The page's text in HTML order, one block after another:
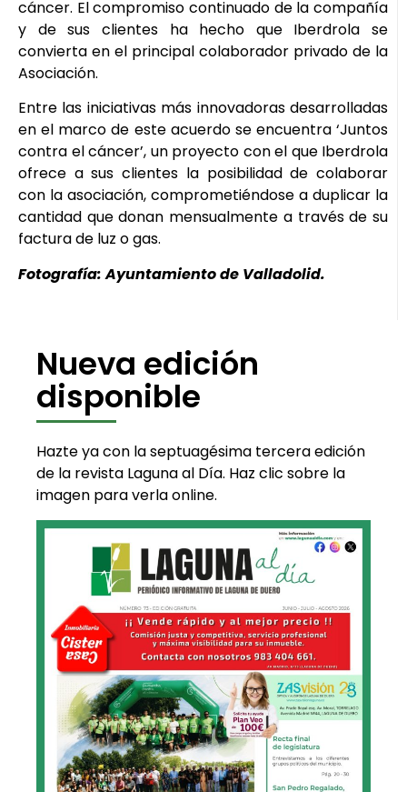
cáncer. El compromiso continuado de la compañía
y de sus clientes ha hecho que Iberdrola se
convierta en el principal colaborador privado de la
Asociación.
Entre las iniciativas más innovadoras desarrolladas
en el marco de este acuerdo se encuentra ‘Juntos
contra el cáncer’, un proyecto con el que Iberdrola
ofrece a sus clientes la posibilidad de colaborar
con la asociación, comprometiéndose a duplicar la
cantidad que donan mensualmente a través de su
factura de luz o gas.
Fotografía: Ayuntamiento de Valladolid.
Nueva edición
disponible
Hazte ya con la septuagésima tercera edición
de la revista Laguna al Día. Haz clic sobre la
imagen para verla online.